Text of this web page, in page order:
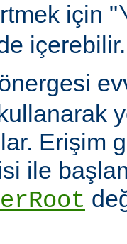
için "
içerebilir.
kullanarak
Erişim
ile